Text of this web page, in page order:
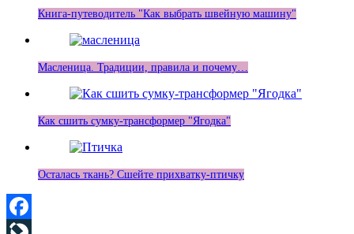
Книга-путеводитель "Как выбрать швейную машину"
Масленица. Традиции, правила и почему…
Как сшить сумку-трансформер "Ягодка"
Осталась ткань? Сшейте прихватку-птичку
Facebook